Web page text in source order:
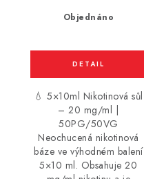
Objednáno
💧 5×10ml Nikotinová sůl
– 20 mg/ml |
50PG/50VG
Neochucená nikotinová
báze ve výhodném balení
5×10 ml. Obsahuje 20